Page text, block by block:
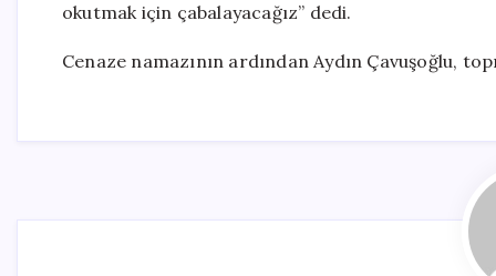
okutmak için çabalayacağız” dedi.
Cenaze namazının ardından Aydın Çavuşoğlu,